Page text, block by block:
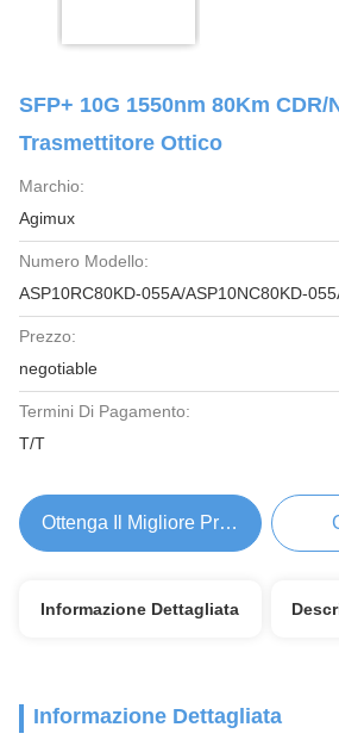
SFP+ 10G 1550nm 80Km CDR/
Trasmettitore Ottico
Marchio:
Agimux
Numero Modello:
ASP10RC80KD-055A/ASP10NC80KD-
Prezzo:
negotiable
Termini Di Pagamento:
T/T
Ottenga Il Migliore Prezzo
Informazione Dettagliata
Informazione Dettagliata